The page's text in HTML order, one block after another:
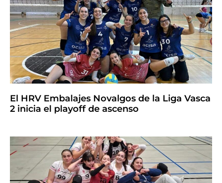
El HRV Embalajes Novalgos de la Liga Vasca
2 inicia el playoff de ascenso